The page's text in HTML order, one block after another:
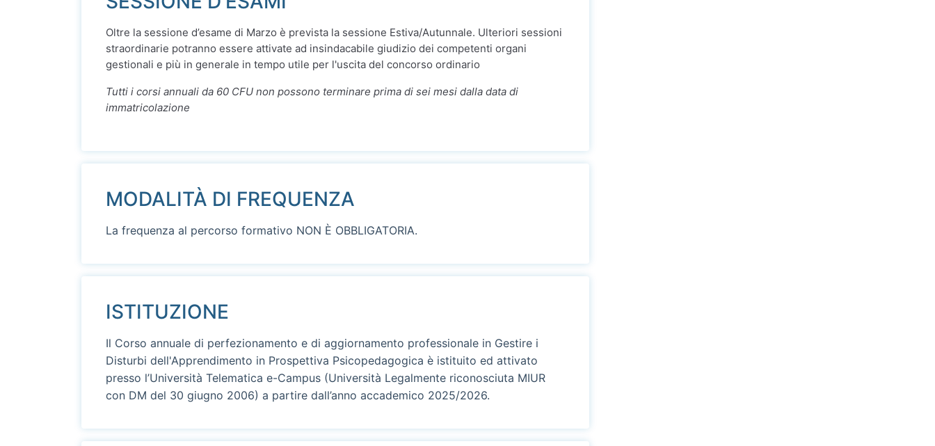
Oltre la sessione d’esame di Marzo è prevista la sessione Estiva/Autunnale. Ulteriori sessioni
straordinarie potranno essere attivate ad insindacabile giudizio dei competenti organi
gestionali e più in generale in tempo utile per l'uscita del concorso ordinario
Tutti i corsi annuali da 60 CFU non possono terminare prima di sei mesi dalla data di
immatricolazione
MODALITÀ DI FREQUENZA
La frequenza al percorso formativo NON È OBBLIGATORIA.
ISTITUZIONE
Il Corso annuale di perfezionamento e di aggiornamento professionale in Gestire i
Disturbi dell'Apprendimento in Prospettiva Psicopedagogica è istituito ed attivato
presso l’Università Telematica e-Campus (Università Legalmente riconosciuta MIUR
con DM del 30 giugno 2006) a partire dall’anno accademico 2025/2026.